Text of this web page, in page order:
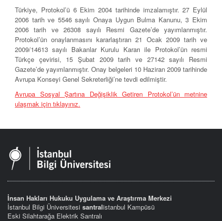
Türkiye, Protokol’ü 6 Ekim 2004 tarihinde imzalamıştır. 27 Eylül
2006 tarih ve 5546 sayılı Onaya Uygun Bulma Kanunu, 3 Ekim
2006 tarih ve 26308 sayılı Resmi Gazete’de yayımlanmıştır.
Protokol’ün onaylanmasını kararlaştıran 21 Ocak 2009 tarih ve
2009/14613 sayılı Bakanlar Kurulu Kararı ile Protokol’ün resmi
Türkçe çevirisi, 15 Şubat 2009 tarih ve 27142 sayılı Resmi
Gazete’de yayımlanmıştır. Onay belgeleri 10 Haziran 2009 tarihinde
Avrupa Konseyi Genel Sekreterliği’ne tevdi edilmiştir.
Avrupa Sosyal Şartına Değişiklik Getiren Protokol’ün metnine
ulaşmak için tıklayınız.
İnsan Hakları Hukuku Uygulama ve Araştırma Merkezi
İstanbul Bilgi Üniversitesi santralistanbul Kampüsü
Eski Silahtarağa Elektrik Santralı